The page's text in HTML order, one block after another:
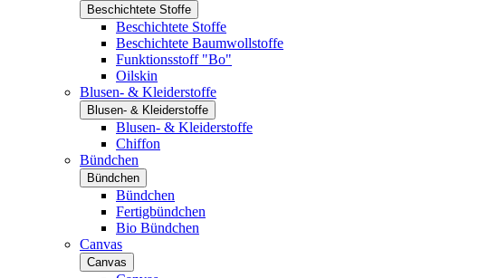
Beschichtete Stoffe
Beschichtete Stoffe
Beschichtete Baumwollstoffe
Funktionsstoff "Bo"
Oilskin
Blusen- & Kleiderstoffe
Blusen- & Kleiderstoffe
Blusen- & Kleiderstoffe
Chiffon
Bündchen
Bündchen
Bündchen
Fertigbündchen
Bio Bündchen
Canvas
Canvas